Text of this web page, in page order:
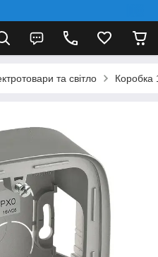
та світло Коробка